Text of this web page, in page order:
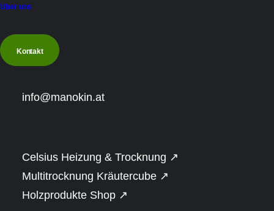
Über uns
Kontakt
info@manokin.at
Celsius Heizung & Trocknung ↗
Multitrocknung Kräutercube ↗
Holzprodukte Shop ↗
Badefass mit Ofen aus
Wellnesserlebnis – es wird zu Ihrem
persönlichen Rückzugsort im Garten.
Ideal für 1 – 2 Personen, lädt dieses